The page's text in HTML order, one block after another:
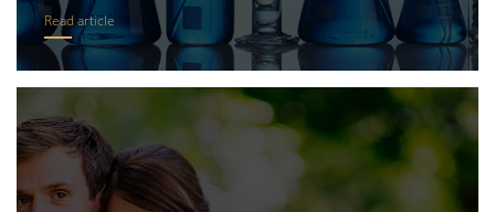
Read article